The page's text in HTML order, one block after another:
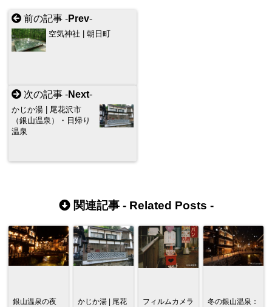
前の記事 -Prev-
空気神社 | 朝日町
次の記事 -Next-
かじか湯 | 尾花沢市
（銀山温泉）・日帰り
温泉
関連記事 - Related Posts -
銀山温泉の夜
かじか湯 | 尾花
フィルムカメラ
冬の銀山温泉：